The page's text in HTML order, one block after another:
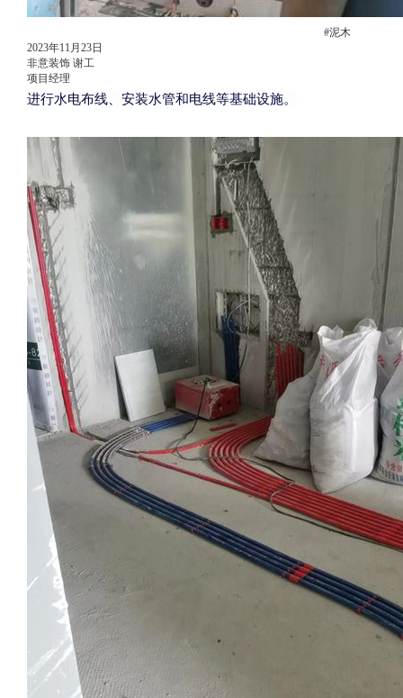
#泥木
2023年11月23日
非意装饰 谢工
项目经理
进行水电布线、安装水管和电线等基础设施。